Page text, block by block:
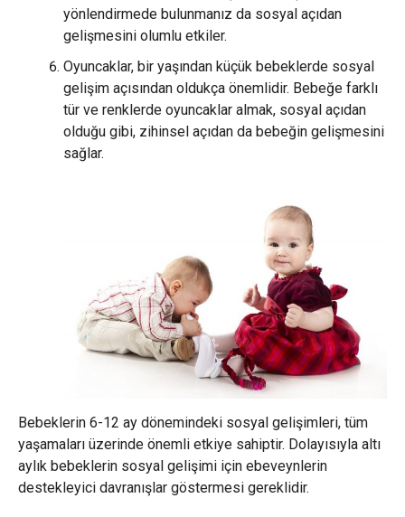
yönlendirmede bulunmanız da sosyal açıdan
gelişmesini olumlu etkiler.
Oyuncaklar, bir yaşından küçük bebeklerde sosyal
gelişim açısından oldukça önemlidir. Bebeğe farklı
tür ve renklerde oyuncaklar almak, sosyal açıdan
olduğu gibi, zihinsel açıdan da bebeğin gelişmesini
sağlar.
Bebeklerin 6-12 ay dönemindeki sosyal gelişimleri, tüm
yaşamaları üzerinde önemli etkiye sahiptir. Dolayısıyla altı
aylık bebeklerin sosyal gelişimi için ebeveynlerin
destekleyici davranışlar göstermesi gereklidir.